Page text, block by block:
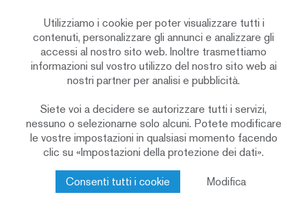
Social Media
Impostazioni sulla privacy
Cookie Policy
Colophon & note legali
Contatto
Utilizziamo i cookie per poter visualizzare tutti i
contenuti, personalizzare gli annunci e analizzare gli
accessi al nostro sito web. Inoltre trasmettiamo
informazioni sul vostro utilizzo del nostro sito web ai
nostri partner per analisi e pubblicità.
Siete voi a decidere se autorizzare tutti i servizi,
nessuno o selezionarne solo alcuni. Potete modificare
le vostre impostazioni in qualsiasi momento facendo
clic su «Impostazioni della protezione dei dati».
Consenti tutti i cookie Modifica